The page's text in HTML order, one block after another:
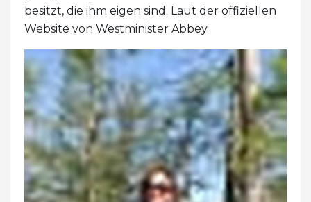
besitzt, die ihm eigen sind. Laut der offiziellen
Website von Westminister Abbey.